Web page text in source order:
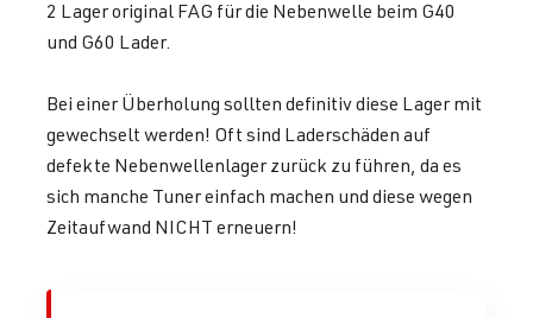
2 Lager original FAG für die Nebenwelle beim G40
und G60 Lader.
Bei einer Überholung sollten definitiv diese Lager mit
gewechselt werden! Oft sind Laderschäden auf
defekte Nebenwellenlager zurück zu führen, da es
sich manche Tuner einfach machen und diese wegen
Zeitaufwand NICHT erneuern!